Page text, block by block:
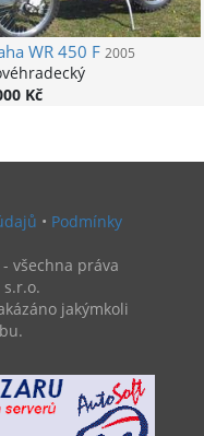
WR 450 F 2005
Kč
• Podmínky
všechna práva
jakýmkoli